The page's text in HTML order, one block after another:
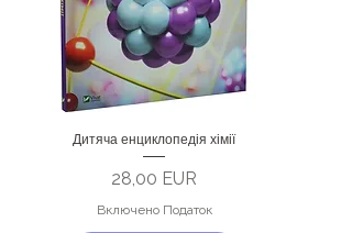
Дитяча енциклопедія хімії
Ціна
28,00 EUR
Включено Податок